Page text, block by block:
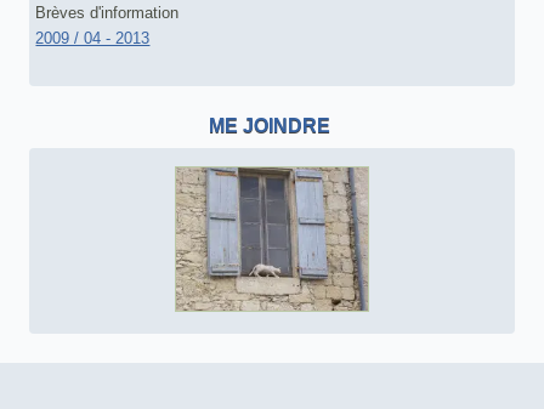
Brèves d'information
2009 / 04 - 2013
ME JOINDRE